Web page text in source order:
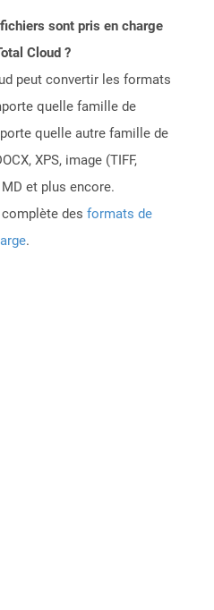
sont pris en charge
Cloud ?
peut convertir les formats
quelle famille de
quelle autre famille de
XPS, image (TIFF,
MD et plus encore.
des formats de
.